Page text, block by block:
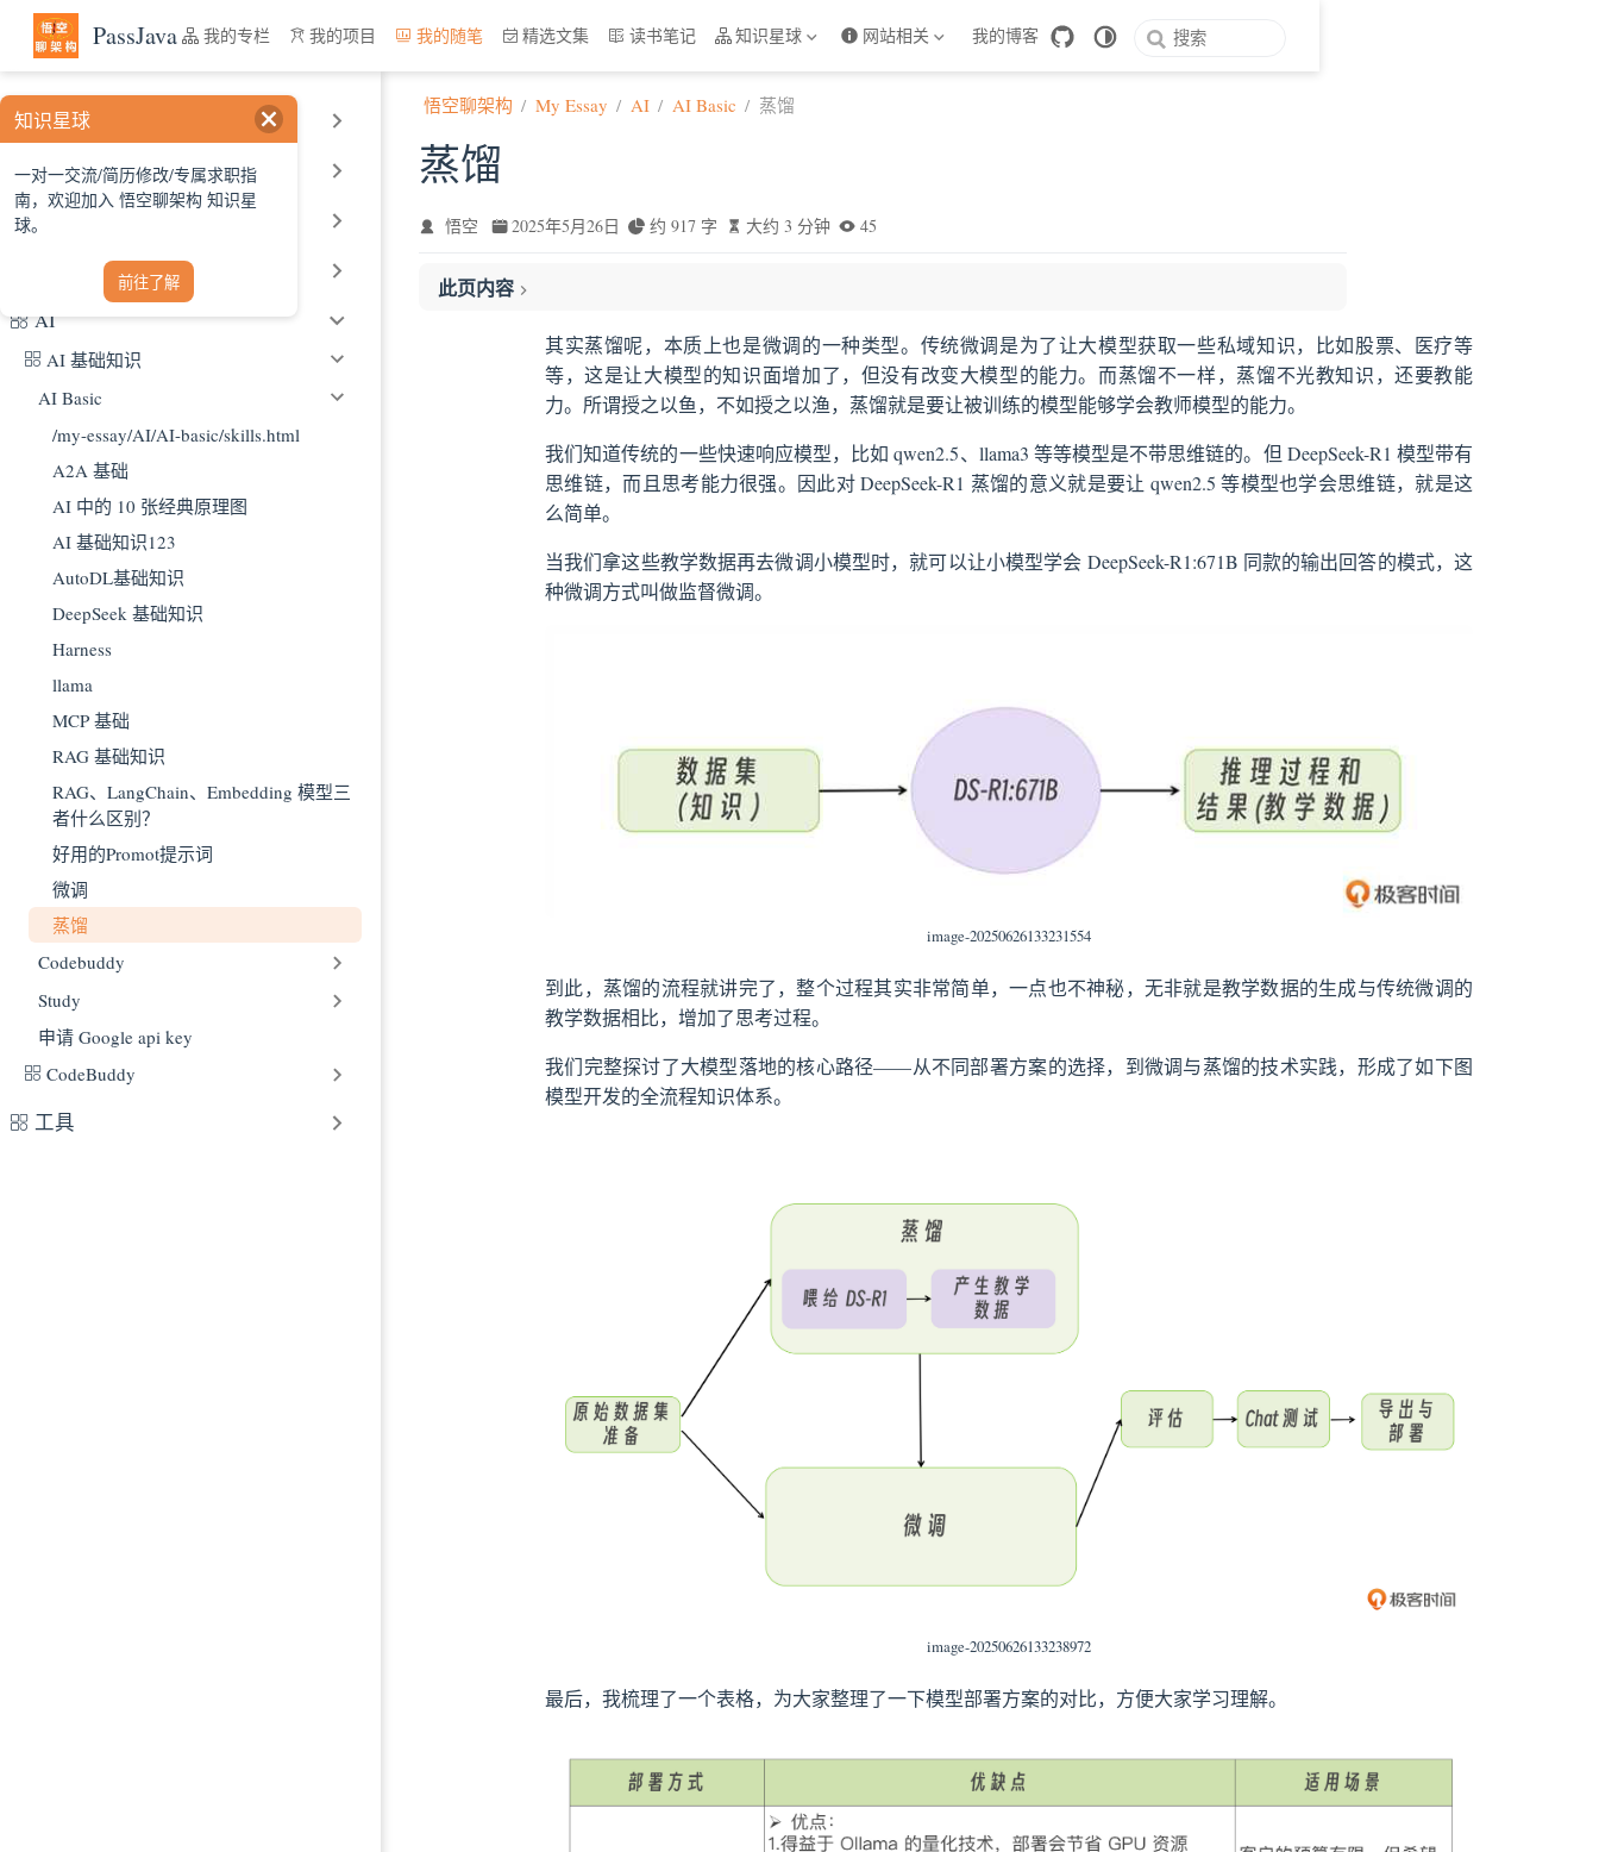
跳至主要內容
PassJava 我的专栏 我的项目 我的随笔 精选文集 读书笔记 知识星球 网站相关 我的博客
博客优化
我的开源项目
AI
AI 基础知识
AI Basic
/my-essay/AI/AI-basic/skills.html
A2A 基础
AI 中的 10 张经典原理图
AI 基础知识123
AutoDL基础知识
DeepSeek 基础知识
Harness
llama
MCP 基础
RAG 基础知识
RAG、LangChain、Embedding 模型三
者什么区别？
好用的Promot提示词
微调
蒸馏
Codebuddy
Study
申请 Google api key
CodeBuddy
工具
悟空聊架构 My Essay AI AI Basic 蒸馏
蒸馏
悟空 2025年5月26日 约 917 字 大约 3 分钟 45
此页内容
1、什么是蒸馏？
2、化学中的蒸馏和AI领域中的蒸馏的相似处？
其实蒸馏呢，本质上也是微调的一种类型。传统微调是为了让大模型获取一些私域知识，比如股票、医疗等
等，这是让大模型的知识面增加了，但没有改变大模型的能力。而蒸馏不一样，蒸馏不光教知识，还要教能
力。所谓授之以鱼，不如授之以渔，蒸馏就是要让被训练的模型能够学会教师模型的能力。
我们知道传统的一些快速响应模型，比如 qwen2.5、llama3 等等模型是不带思维链的。但 DeepSeek-R1 模型带有
思维链，而且思考能力很强。因此对 DeepSeek-R1 蒸馏的意义就是要让 qwen2.5 等模型也学会思维链，就是这
么简单。
当我们拿这些教学数据再去微调小模型时，就可以让小模型学会 DeepSeek-R1:671B 同款的输出回答的模式，这
种微调方式叫做监督微调。
image-20250626133231554
到此，蒸馏的流程就讲完了，整个过程其实非常简单，一点也不神秘，无非就是教学数据的生成与传统微调的
教学数据相比，增加了思考过程。
我们完整探讨了大模型落地的核心路径——从不同部署方案的选择，到微调与蒸馏的技术实践，形成了如下图
模型开发的全流程知识体系。
image-20250626133238972
最后，我梳理了一个表格，为大家整理了一下模型部署方案的对比，方便大家学习理解。
知识星球
一对一交流/简历修改/专属求职指
南，欢迎加入 悟空聊架构 知识星
球。
前往了解